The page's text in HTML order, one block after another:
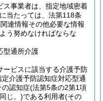
ス事業者は、指定地域密着
当たっては、法第118条
連情報その他必要な情報
う努めなければならな
型通所介護
ービスに該当する介護予防
介護予防認知症対応型通
認知症(法第5条の2第1項
じ。)である利用者(その